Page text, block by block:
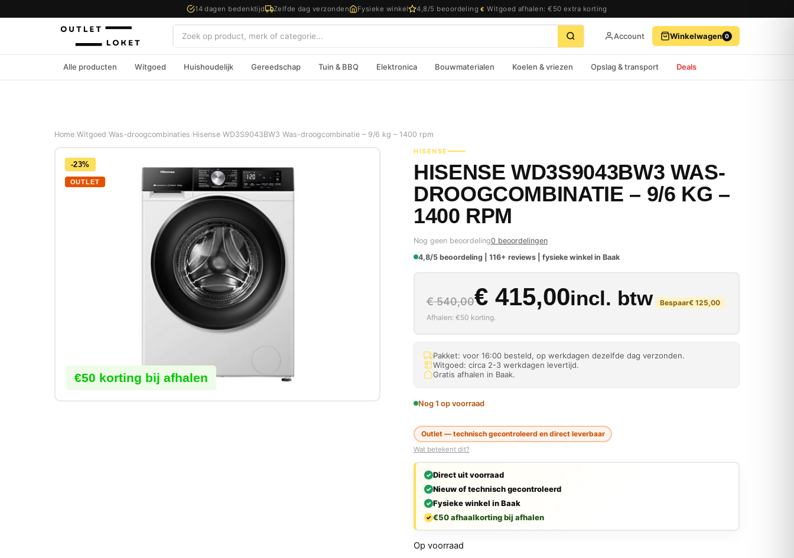
14 dagen bedenktijd Zelfde dag verzonden Fysieke winkel 4,8/5 beoordeling € Witgoed afhalen: €50 extra korting
Zoeken Account Winkelwagen 0
Alle producten Witgoed Huishoudelijk Gereedschap Tuin & BBQ Elektronica Bouwmaterialen Koelen & vriezen Opslag & transport Deals
Home Witgoed Was-droogcombinaties Hisense WD3S9043BW3 Was-droogcombinatie – 9/6 kg – 1400 rpm
-23%
OUTLET
€50 korting bij afhalen
HISENSE
HISENSE WD3S9043BW3 WAS-
DROOGCOMBINATIE – 9/6 KG –
1400 RPM
Nog geen beoordeling0 beoordelingen
4,8/5 beoordeling | 116+ reviews | fysieke winkel in Baak
€540,00
Oorspronkelijke prijs was: €
€415,00
Huidige prijs is: € 415,00.
incl. btw Bespaar€125,00
Afhalen: €50 korting.
Pakket: voor 16:00 besteld, op werkdagen dezelfde dag verzonden.
Witgoed: circa 2-3 werkdagen levertijd.
Gratis afhalen in Baak.
Nog 1 op voorraad
Outlet — technisch gecontroleerd en direct leverbaar
Wat betekent dit?
Direct uit voorraad
Nieuw of technisch gecontroleerd
Fysieke winkel in Baak
€50 afhaalkorting bij afhalen
Op voorraad
BEKIJK WINKELWAGEN AFREKENEN